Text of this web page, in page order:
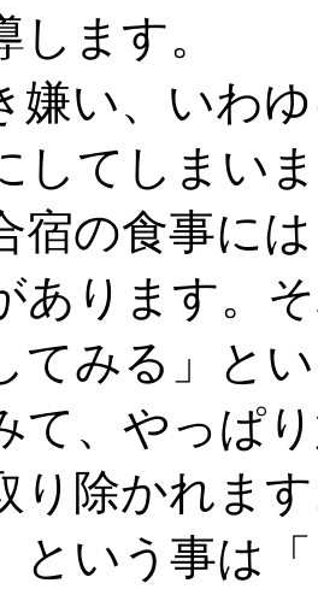
ます。
嫌い、いわ
してしまい
宿の食事に
あります。
てみる」と
て、やっぱ
り除かれま
という事は